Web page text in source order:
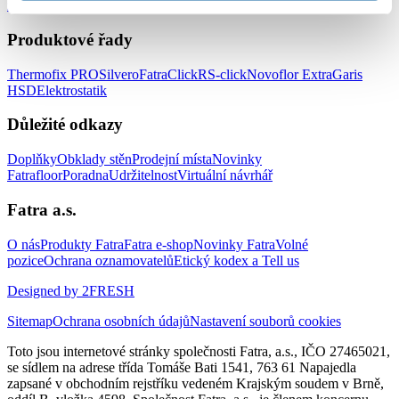
zařízeníPodlahy do prodejen
Produktové řady
Thermofix PROSilveroFatraClickRS-clickNovoflor ExtraGaris
HSDElektrostatik
Důležité odkazy
DoplňkyObklady stěnProdejní místaNovinky
FatrafloorPoradnaUdržitelnostVirtuální návrhář
Fatra a.s.
O násProdukty FatraFatra e-shopNovinky FatraVolné
poziceOchrana oznamovatelůEtický kodex a Tell us
Designed by 2FRESH
SitemapOchrana osobních údajůNastavení souborů cookies
Toto jsou internetové stránky společnosti Fatra, a.s., IČO 27465021,
se sídlem na adrese třída Tomáše Bati 1541, 763 61 Napajedla
zapsané v obchodním rejstříku vedeném Krajským soudem v Brně,